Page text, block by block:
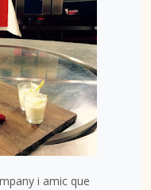
i amic que